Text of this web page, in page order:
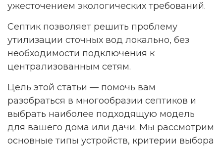
ужесточением экологических требований.
Септик позволяет решить проблему
утилизации сточных вод локально, без
необходимости подключения к
централизованным сетям.
Цель этой статьи — помочь вам
разобраться в многообразии септиков и
выбрать наиболее подходящую модель
для вашего дома или дачи. Мы рассмотрим
основные типы устройств, критерии выбора